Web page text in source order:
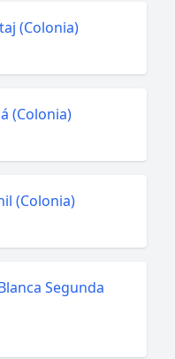
(Colonia)
(Colonia)
(Colonia)
Segunda